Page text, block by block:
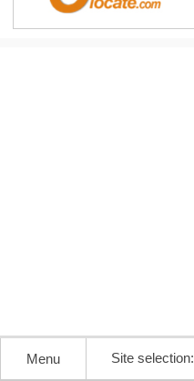
Menu Site selection: